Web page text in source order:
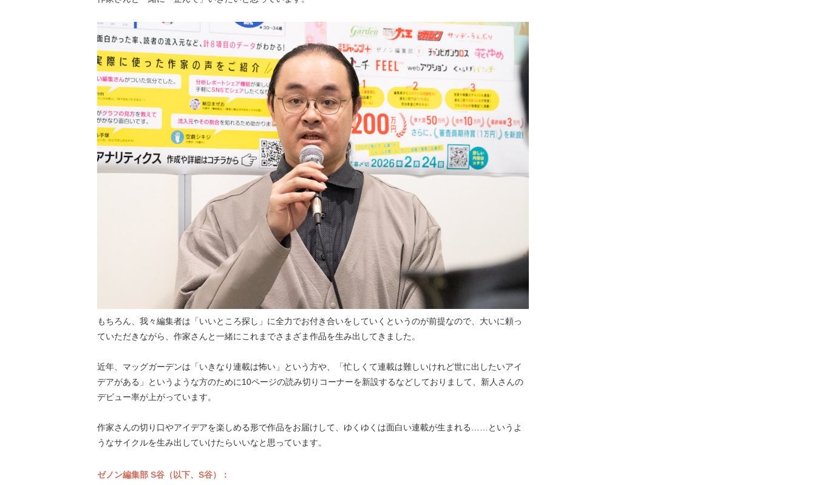
もちろん、我々編集者は「いいところ探し」に全力でお付き合いをしていくというのが前提なので、大いに頼っ
ていただきながら、作家さんと一緒にこれまでさまざま作品を生み出してきました。
近年、マッグガーデンは「いきなり連載は怖い」という方や、「忙しくて連載は難しいけれど世に出したいアイ
デアがある」というような方のために10ページの読み切りコーナーを新設するなどしておりまして、新人さんの
デビュー率が上がっています。
作家さんの切り口やアイデアを楽しめる形で作品をお届けして、ゆくゆくは面白い連載が生まれる……というよ
うなサイクルを生み出していけたらいいなと思っています。
ゼノン編集部 S谷（以下、S谷）：